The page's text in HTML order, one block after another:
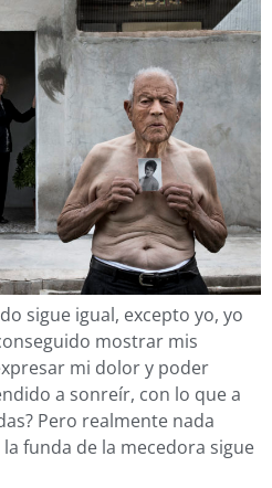
sigue igual, excepto yo, yo
mostrar mis
mi dolor y poder
a sonreír, con lo que a
Pero realmente nada
funda de la mecedora sigue